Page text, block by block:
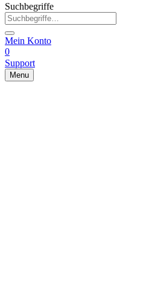
Suchbegriffe
Mein Konto
0
Support
Menu